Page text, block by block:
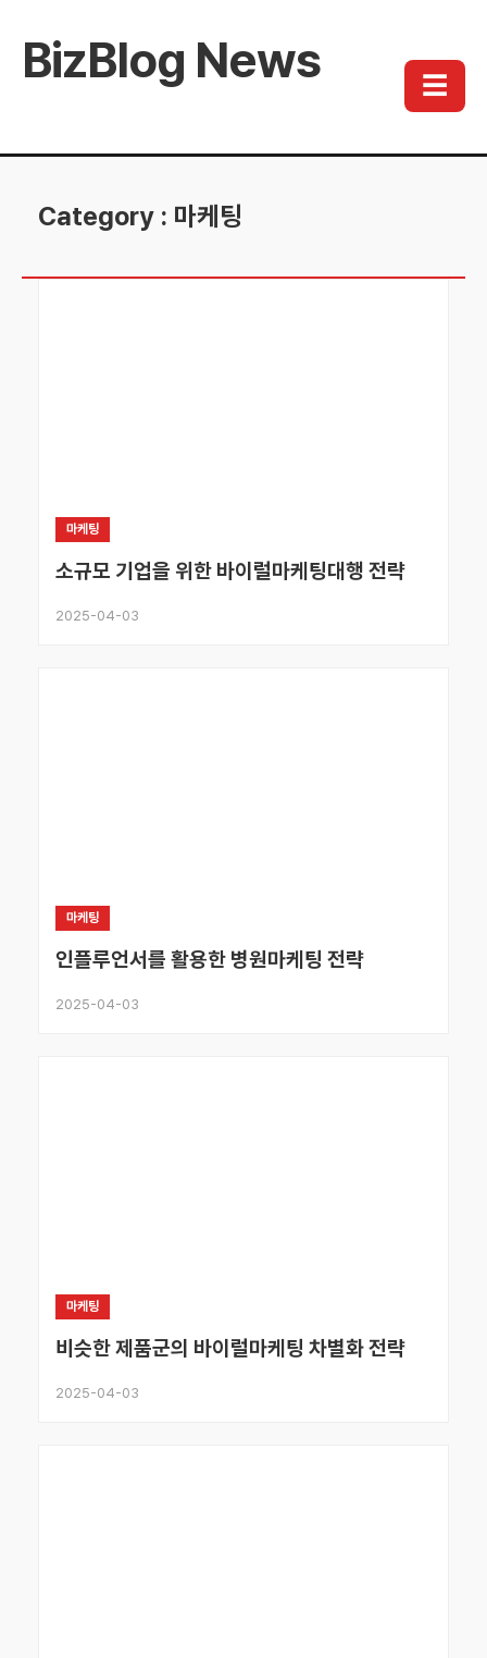
BizBlog News ☰
Category : 마케팅
마케팅
소규모 기업을 위한 바이럴마케팅대행 전략
2025-04-03
마케팅
인플루언서를 활용한 병원마케팅 전략
2025-04-03
마케팅
비슷한 제품군의 바이럴마케팅 차별화 전략
2025-04-03